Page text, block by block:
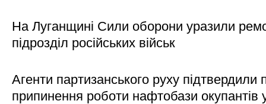
На Луганщині Сили оборони уразили
підрозділ російських військ
Агенти партизанського руху підтвердили
припинення роботи нафтобази окупантів